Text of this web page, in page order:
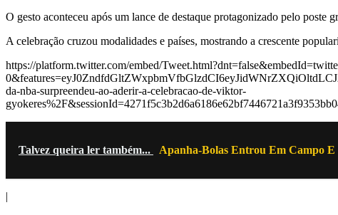
O gesto aconteceu após um lance de destaque protagonizado pelo
A celebração cruzou modalidades e países, mostrando a crescente
https://platform.twitter.com/embed/
da-nba-surpreendeu-ao-aderir-a-celebracao-de-viktor-
Talvez queira ler também... Apanha-Bolas Entrou Em Campo
|